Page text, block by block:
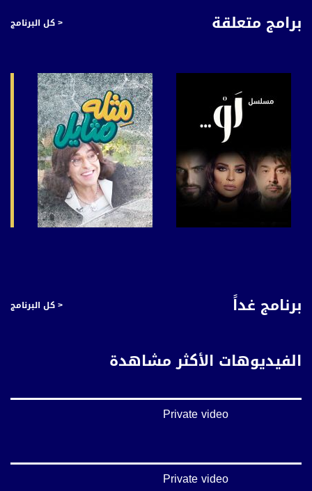
برامج متعلقة < كل البرنامج
برنامج غداً < كل البرنامج
الفيديوهات الأكثر مشاهدة
Private video
Private video